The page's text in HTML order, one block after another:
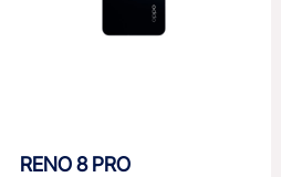
RENO 8 PRO